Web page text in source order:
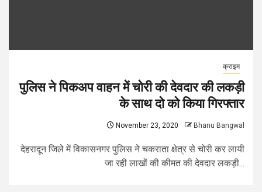
क्राइम
पुलिस ने पिकअप वाहन में चोरी की देवदार की लकड़ी
के साथ दो को किया गिरफ्तार
November 23, 2020 Bhanu Bangwal
देहरादून जिले में विकासनगर पुलिस ने चकराता क्षेत्र से चोरी कर लायी
जा रही लाखों की कीमत की देवदार लकड़ी...